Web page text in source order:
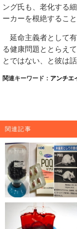
ング氏も、老化する
ーカーを根絶するこ
延命主義者として
る健康問題ととらえ
とではない、と彼は話
関連キーワード： アンチエ
関連記事